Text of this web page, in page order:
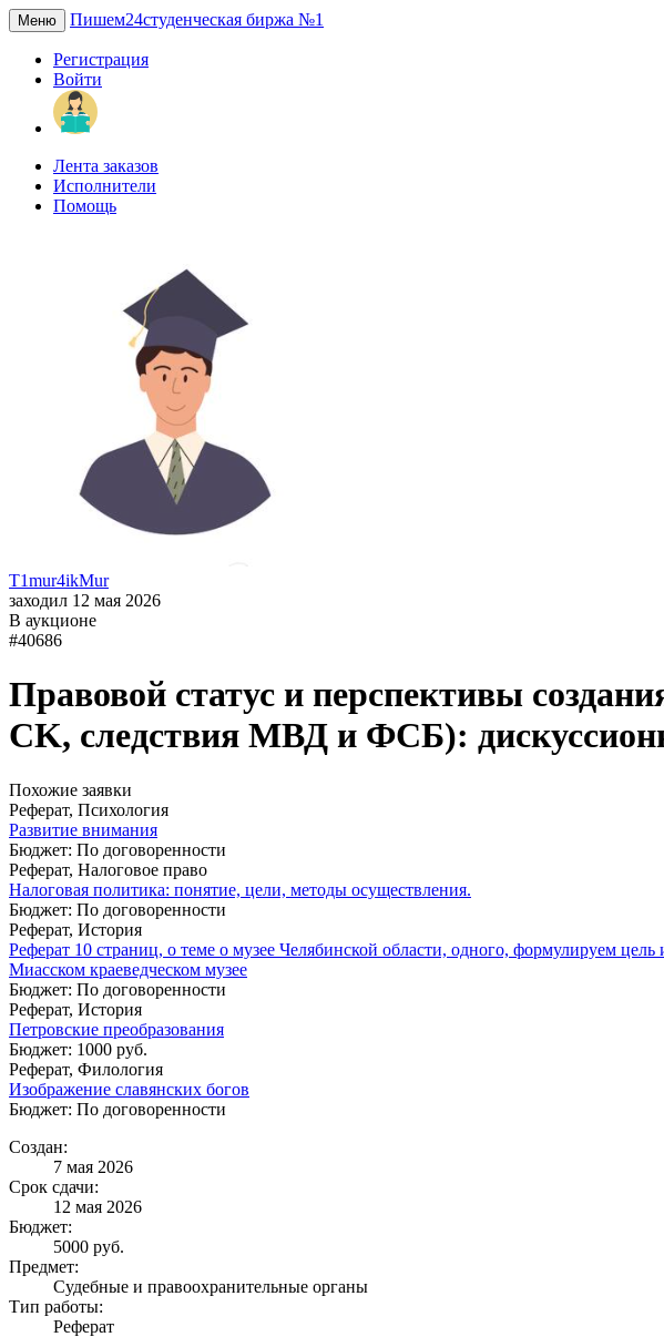
Меню Пишем24студенческая биржа №1
Регистрация
Войти
Лента заказов
Исполнители
Помощь
T1mur4ikMur
заходил 12 мая 2026
В аукционе
#40686
Правовой статус и перспективы
СK, следствия МВД и ФСБ):
Похожие заявки
Реферат, Психология
Развитие внимания
Бюджет: По договоренности
Реферат, Налоговое право
Налоговая политика: понятие, цели, методы осуществления.
Бюджет: По договоренности
Реферат, История
Реферат 10 страниц, о теме о музее Челябинской области, одного, формулируем цель
Миасском краеведческом музее
Бюджет: По договоренности
Реферат, История
Петровские преобразования
Бюджет: 1000 руб.
Реферат, Филология
Изображение славянских богов
Бюджет: По договоренности
Создан:
7 мая 2026
Срок сдачи:
12 мая 2026
Бюджет:
5000 руб.
Предмет:
Судебные и правоохранительные органы
Тип работы:
Реферат